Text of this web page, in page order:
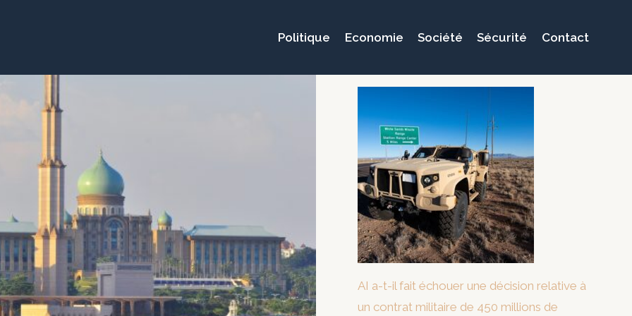
Politique Economie Société Sécurité Contact
AI a-t-il fait échouer une décision relative à
un contrat militaire de 450 millions de